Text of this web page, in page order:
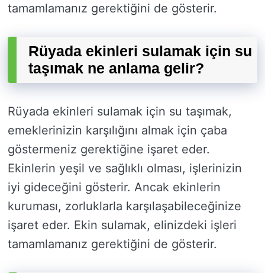
tamamlamanız gerektiğini de gösterir.
Rüyada ekinleri sulamak için su
taşımak ne anlama gelir?
Rüyada ekinleri sulamak için su taşımak,
emeklerinizin karşılığını almak için çaba
göstermeniz gerektiğine işaret eder.
Ekinlerin yeşil ve sağlıklı olması, işlerinizin
iyi gideceğini gösterir. Ancak ekinlerin
kuruması, zorluklarla karşılaşabileceğinize
işaret eder. Ekin sulamak, elinizdeki işleri
tamamlamanız gerektiğini de gösterir.